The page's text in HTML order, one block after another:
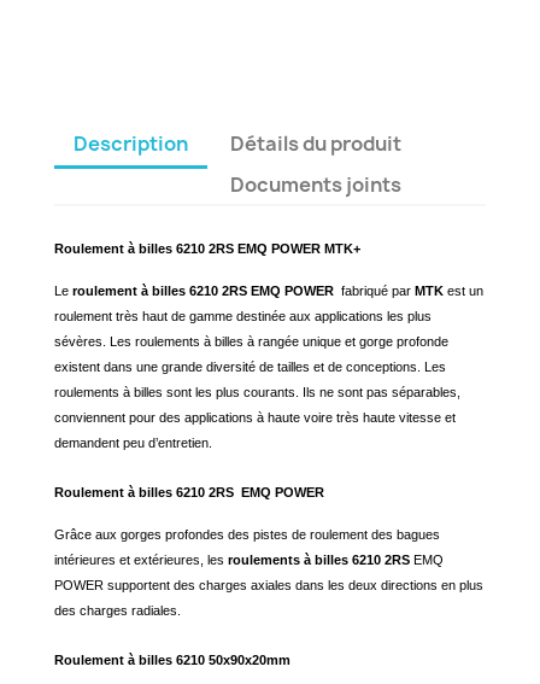
Description
Détails du produit
Documents joints
Roulement à billes 6210 2RS EMQ POWER MTK+
Le roulement à billes 6210 2RS EMQ POWER fabriqué par MTK est un
roulement très haut de gamme destinée aux applications les plus
sévères. Les roulements à billes à rangée unique et gorge profonde
existent dans une grande diversité de tailles et de conceptions. Les
roulements à billes sont les plus courants. Ils ne sont pas séparables,
conviennent pour des applications à haute voire très haute vitesse et
demandent peu d’entretien.
Roulement à billes 6210 2RS EMQ POWER
Grâce aux gorges profondes des pistes de roulement des bagues
intérieures et extérieures, les roulements à billes 6210 2RS EMQ
POWER supportent des charges axiales dans les deux directions en plus
des charges radiales.
Roulement à billes 6210 50x90x20mm